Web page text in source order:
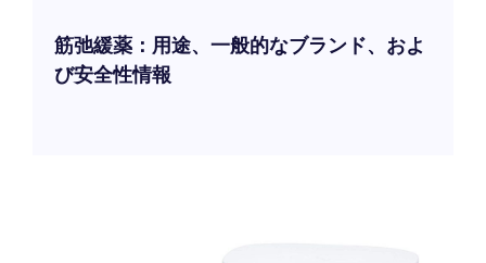
筋弛緩薬：用途、一般的なブランド、およ
び安全性情報